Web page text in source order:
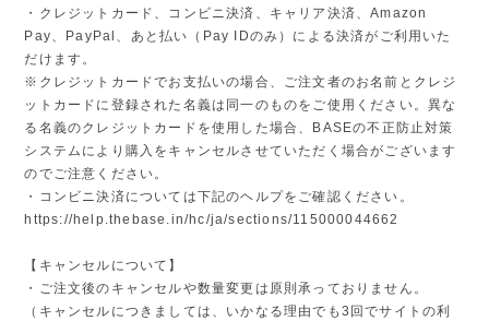
・クレジットカード、コンビニ決済、キャリア決済、Amazon
Pay、PayPal、あと払い（Pay IDのみ）による決済がご利用いた
だけます。
※クレジットカードでお支払いの場合、ご注文者のお名前とクレジ
ットカードに登録された名義は同一のものをご使用ください。異な
る名義のクレジットカードを使用した場合、BASEの不正防止対策
システムにより購入をキャンセルさせていただく場合がございます
のでご注意ください。
・コンビニ決済については下記のヘルプをご確認ください。
https://help.thebase.in/hc/ja/sections/115000044662
【キャンセルについて】
・ご注文後のキャンセルや数量変更は原則承っておりません。
（キャンセルにつきましては、いかなる理由でも3回でサイトの利